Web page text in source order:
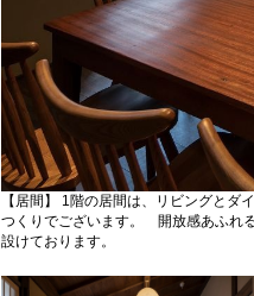
【居間】 1階の居間は、リビングと
つくりでございます。 開放感あふれ
設けております。